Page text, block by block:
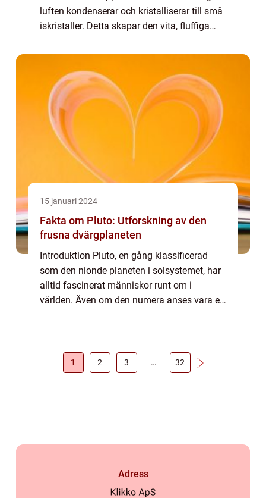
luften kondenserar och kristalliserar till små
iskristaller. Detta skapar den vita, fluffiga
förekommande i kyla klimat och...
15 januari 2024
Fakta om Pluto: Utforskning av den
frusna dvärgplaneten
Introduktion Pluto, en gång klassificerad
som den nionde planeten i solsystemet, har
alltid fascinerat människor runt om i
världen. Även om den numera anses vara en
1 2 3 … 32
Adress